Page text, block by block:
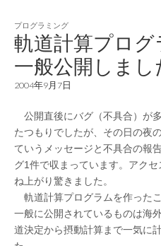
ほうき
D70のひ
プログラミング
軌道計算プロ
一般公開しまし
2004年9月7日
公開直後にバグ（不具合）が
たつもりでしたが、その日の夜
ていうメッセージと不具合の報
グ1件で収まっています。アク
ね上がり驚きました。
軌道計算プログラムを作った
一般に公開されているものは海
道決定から摂動計算まで一気に